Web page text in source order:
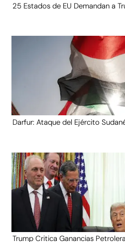
25 Estados de EU Demandan a
Darfur: Ataque del Ejército
Trump Critica Ganancias